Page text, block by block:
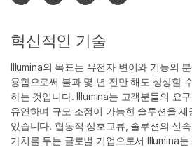
혁신적인 기술
Illumina의 목표는 유전자 변이와 기능의
용함으로써 불과 몇 년 전만 해도 상상할
하는 것입니다. Illumina는 고객분들의 요
유연하며 규모 조정이 가능한 솔루션을
있습니다. 협동적 상호교류, 솔루션의 신
가치를 두는 글로벌 기업으로서 Illumina